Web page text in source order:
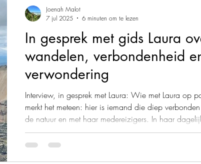
In gesprek met gids Laura
wandelen, verbondenheid
verwondering
Interview, in gesprek met Laura: Wie met Laura op
merkt het meteen: hier is iemand die diep
de natuur en met haar medereizigers. In haar
combineert ze maatschappelijke betrokkenheid met
voor eenvoud, avontuur en buiten zijn. Als gids bij
Joenah Malot
7 jul 2025
6 minuten om te lezen